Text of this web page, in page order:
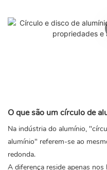
O que são um círculo de
Na indústria do alumínio,
alumínio" referem-se ao
redonda.
A diferença reside apenas